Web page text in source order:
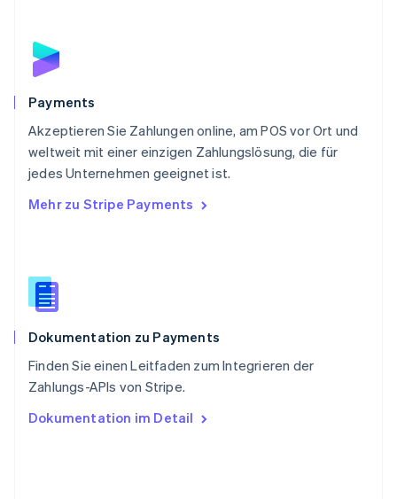
Payments
Akzeptieren Sie Zahlungen online, am POS vor Ort und
weltweit mit einer einzigen Zahlungslösung, die für
jedes Unternehmen geeignet ist.
Mehr zu Stripe Payments
Dokumentation zu Payments
Finden Sie einen Leitfaden zum Integrieren der
Zahlungs-APIs von Stripe.
Dokumentation im Detail
Schweden
Schweiz
Singapur
English简体中文
Slowakei
Slowenien
English
Spanien
Thailand
Tschechische Republik
English
English